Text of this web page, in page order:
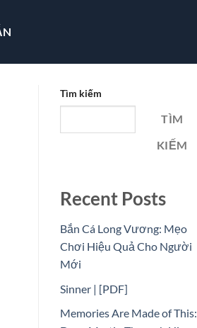
Tìm kiếm
TÌM
KIẾM
Recent Posts
Bắn Cá Long Vương: Mẹo
Chơi Hiệu Quả Cho Người
Mới
Sinner | [PDF]
Memories Are Made of This: